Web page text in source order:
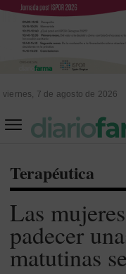
viernes, 7 de agosto de 2026
Terapéutica
Las
padecer
matutinas